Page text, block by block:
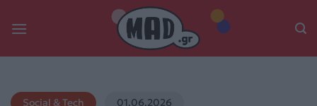
Social & Tech 01.06.2026